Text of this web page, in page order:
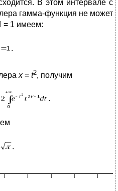
В этом интервале с
гамма-функция не может
= 1 имеем:
.
x= t2, получим
.
.